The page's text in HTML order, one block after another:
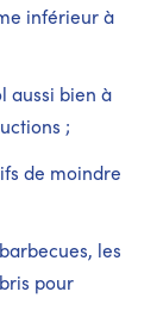
inférieur à
aussi bien à
;
de moindre
les
pour